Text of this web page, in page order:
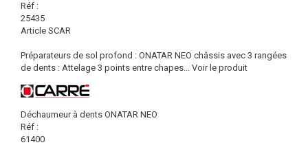
Réf :
25435
Article SCAR
Préparateurs de sol profond : ONATAR NEO châssis avec 3 rangées
de dents : Attelage 3 points entre chapes... Voir le produit
Déchaumeur à dents ONATAR NEO
Réf :
61400